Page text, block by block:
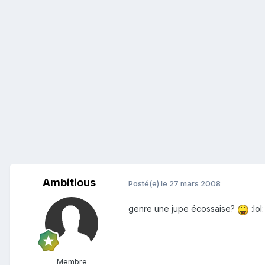
Ambitious
Membre
Posté(e) le 27 mars 2008
genre une jupe écossaise?